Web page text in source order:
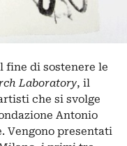
fine di sostenere le
Laboratory, il
che si svolge
Antonio
Vengono presentati